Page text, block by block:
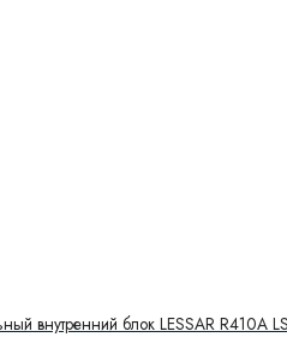
внутренний блок LESSAR R410A